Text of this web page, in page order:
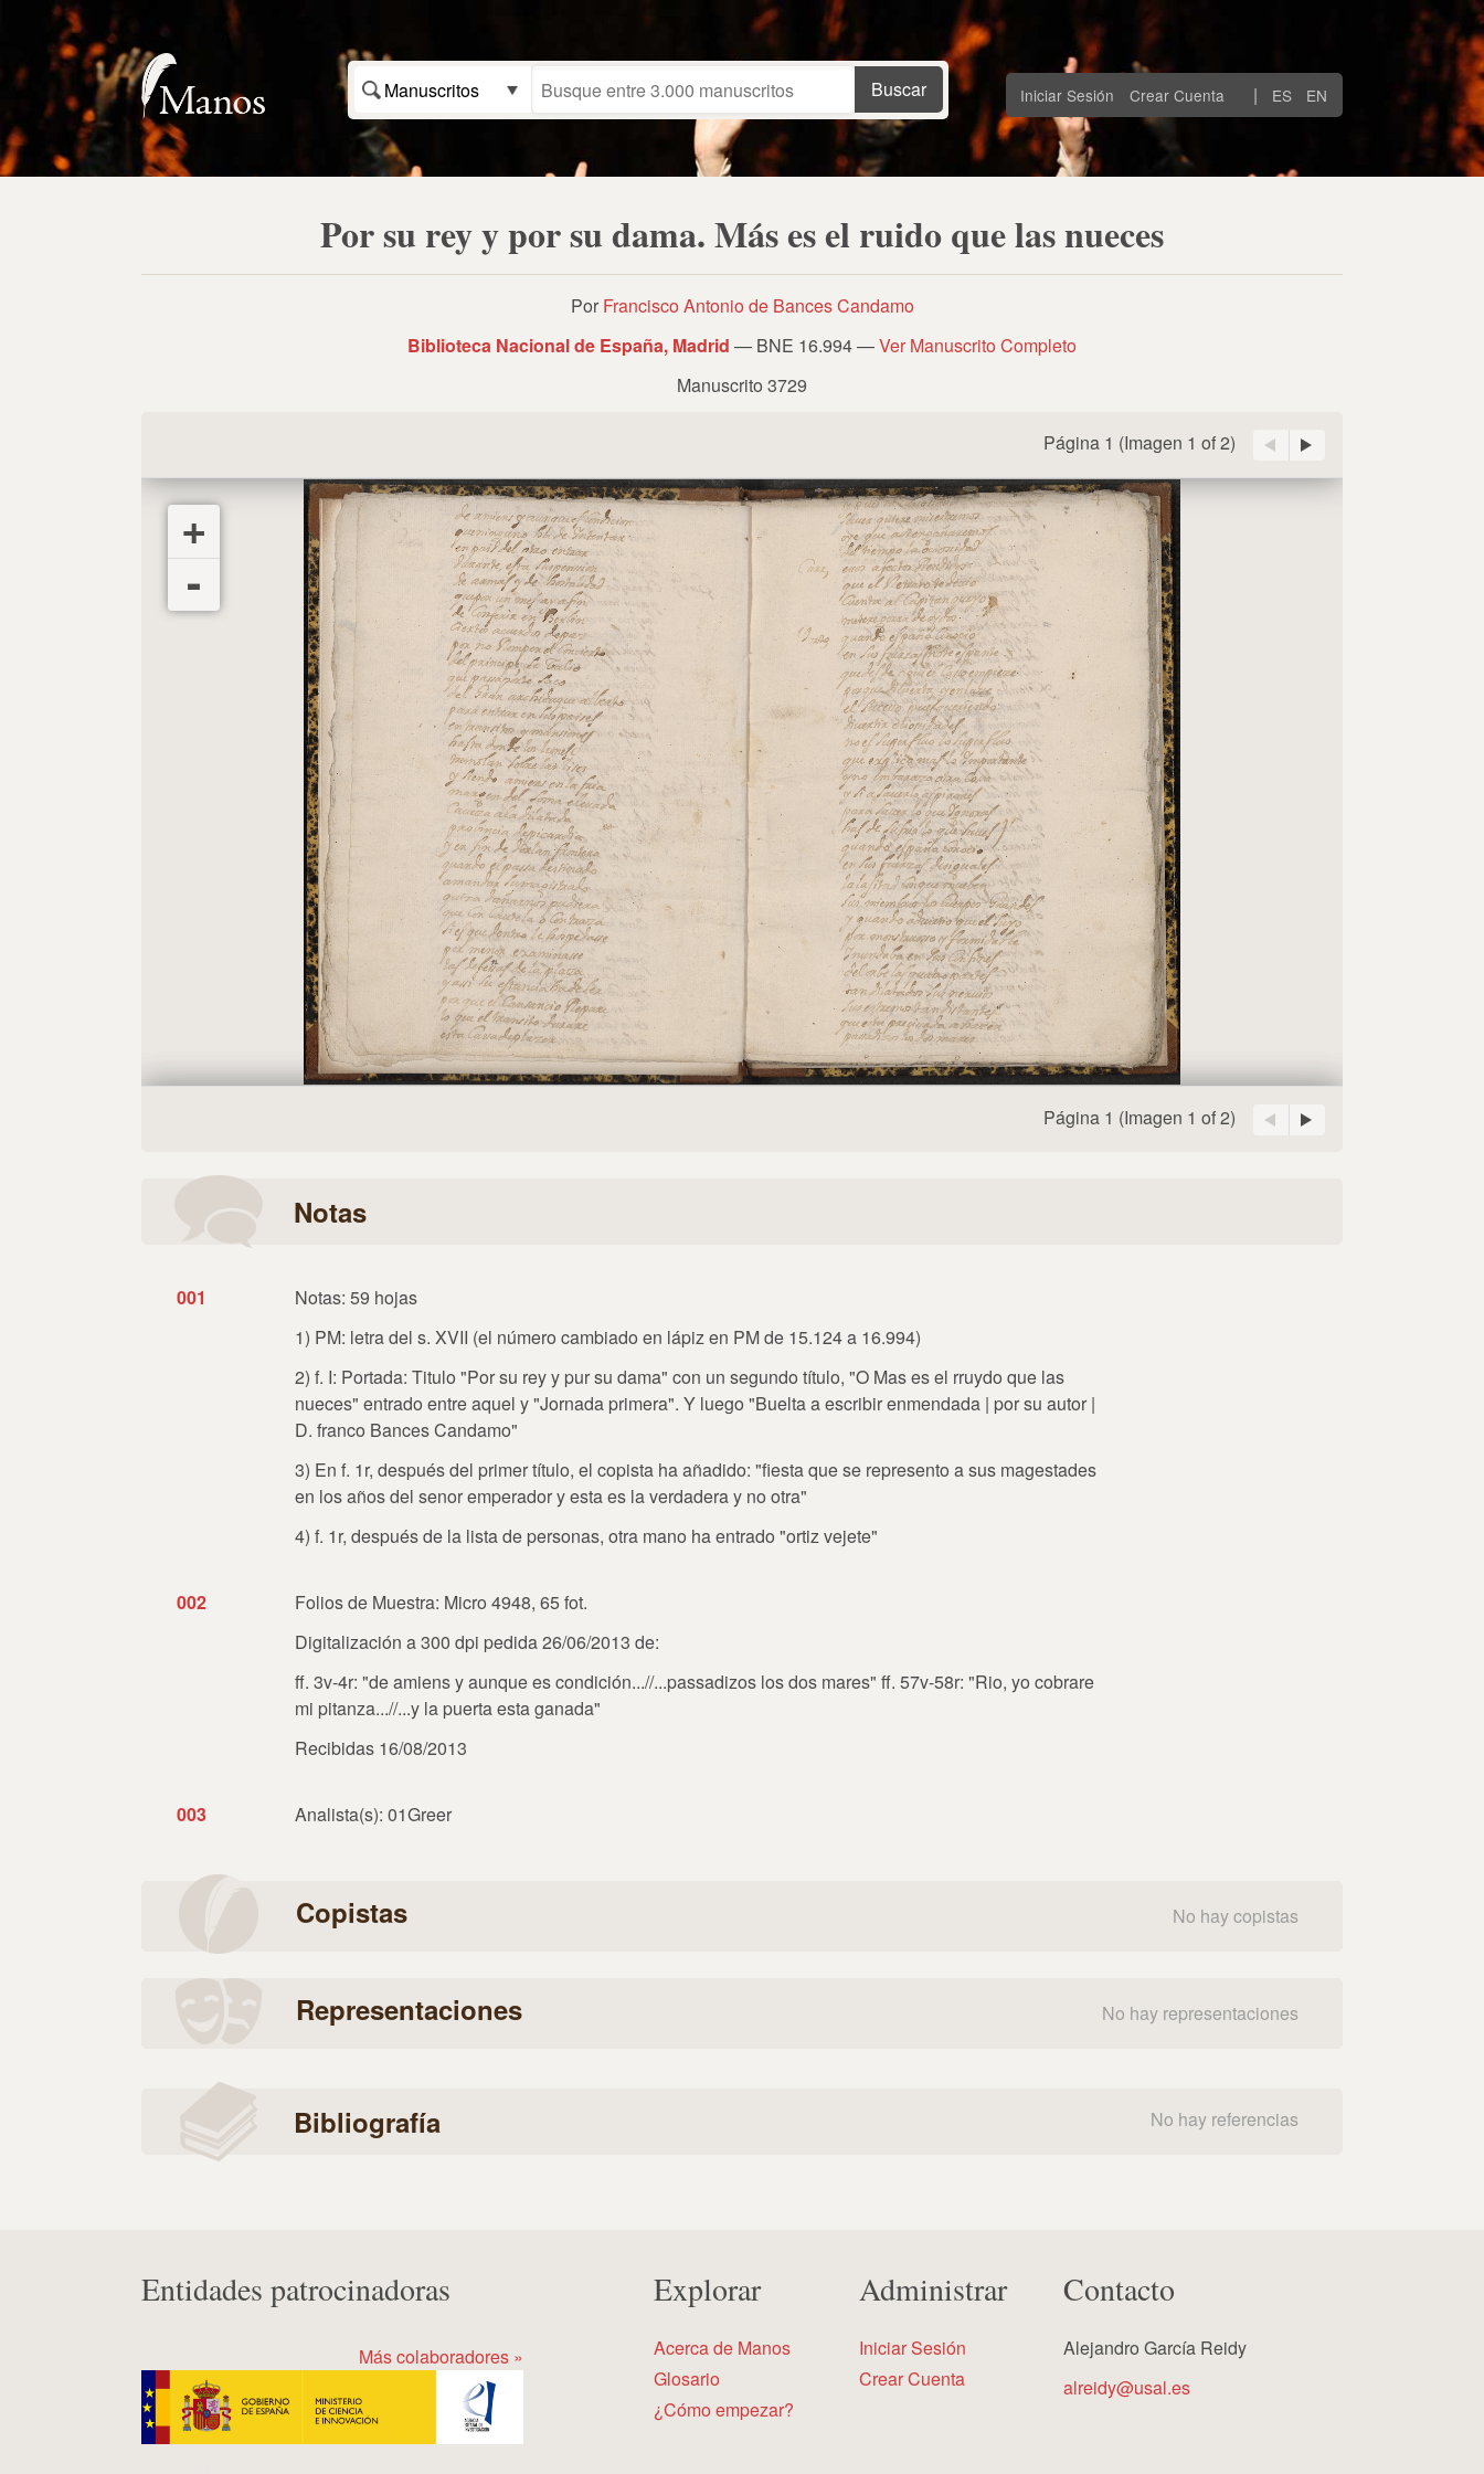
Manuscritos Iniciar Sesión Crear Cuenta | ES EN
Por su rey y por su dama. Más es el ruido que las nueces
Por Francisco Antonio de Bances Candamo
Biblioteca Nacional de España, Madrid — BNE 16.994 —Ver Manuscrito Completo
Manuscrito 3729
Página 1 (Imagen 1 of 2)
Página 1 (Imagen 1 of 2)
Notas
001
Notas: 59 hojas
1) PM: letra del s. XVII (el número cambiado en lápiz en PM de 15.124 a 16.994)
2) f. I: Portada: Titulo "Por su rey y pur su dama" con un segundo título, "O Mas es el rruydo que las
nueces" entrado entre aquel y "Jornada primera". Y luego "Buelta a escribir enmendada | por su autor |
D. franco Bances Candamo"
3) En f. 1r, después del primer título, el copista ha añadido: "fiesta que se represento a sus magestades
en los años del senor emperador y esta es la verdadera y no otra"
4) f. 1r, después de la lista de personas, otra mano ha entrado "ortiz vejete"
002
Folios de Muestra: Micro 4948, 65 fot.
Digitalización a 300 dpi pedida 26/06/2013 de:
ff. 3v-4r: "de amiens y aunque es condición...//...passadizos los dos mares" ff. 57v-58r: "Rio, yo cobrare
mi pitanza...//...y la puerta esta ganada"
Recibidas 16/08/2013
003 Analista(s): 01Greer
Copistas No hay copistas
Representaciones No hay representaciones
Bibliografía No hay referencias
Entidades patrocinadoras
Más colaboradores »
Explorar
Acerca de Manos
Glosario
¿Cómo empezar?
Administrar
Iniciar Sesión
Crear Cuenta
Contacto
Alejandro García Reidy
alreidy@usal.es